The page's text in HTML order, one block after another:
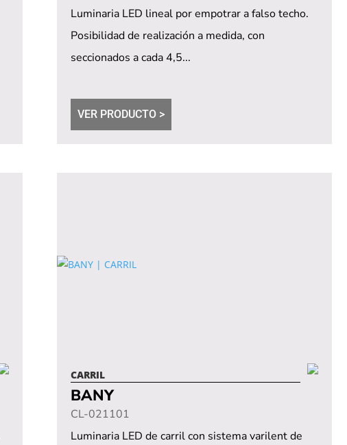
Luminaria LED lineal por empotrar a falso techo.
Posibilidad de realización a medida, con
seccionados a cada 4,5...
VER PRODUCTO >
CARRIL
BANY
CL-021101
Luminaria LED de carril con sistema varilent de